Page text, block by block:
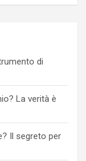
di
La verità è
Il segreto per